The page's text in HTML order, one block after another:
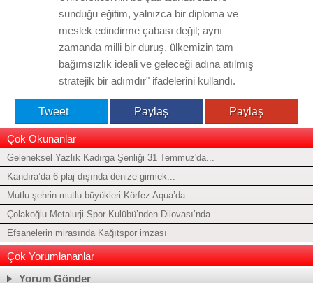
sunduğu eğitim, yalnızca bir diploma ve
meslek edindirme çabası değil; aynı
zamanda milli bir duruş, ülkemizin tam
bağımsızlık ideali ve geleceği adına atılmış
stratejik bir adımdır" ifadelerini kullandı.
Tweet Paylaş Paylaş
Çok Okunanlar
Geleneksel Yazlık Kadırga Şenliği 31 Temmuz'da...
Kandıra’da 6 plaj dışında denize girmek...
Mutlu şehrin mutlu büyükleri Körfez Aqua’da
Çolakoğlu Metalurji Spor Kulübü’nden Dilovası’nda...
Efsanelerin mirasında Kağıtspor imzası
Çok Yorumlananlar
Yorum Gönder